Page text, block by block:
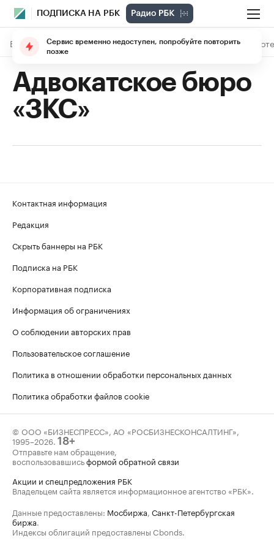
ПОДПИСКА НА РБК
В подписке Материалы Лекции The Economist
Адвокатское бюро
«ЗКС»
Контактная информация
Редакция
Скрыть баннеры на РБК
Подписка на РБК
Корпоративная подписка
Информация об ограничениях
О соблюдении авторских прав
Пользовательское соглашение
Политика в отношении обработки персональных данных
Политика обработки файлов cookie
© ООО «БИЗНЕСПРЕСС», АО «РОСБИЗНЕСКОНСАЛТИНГ»,
1995–2026. 18+
Отправьте нам обращение,
воспользовавшисьформой обратной связи
Акции и спецпредложения РБК
Владельцем сайта является информационное агентство «РБК».
Данные предоставлены: Мосбиржа, Санкт-Петербургская
биржа.
Индексы облигаций предоставлены Cbonds.
Сервис временно недоступен, попробуйте повторить
позже